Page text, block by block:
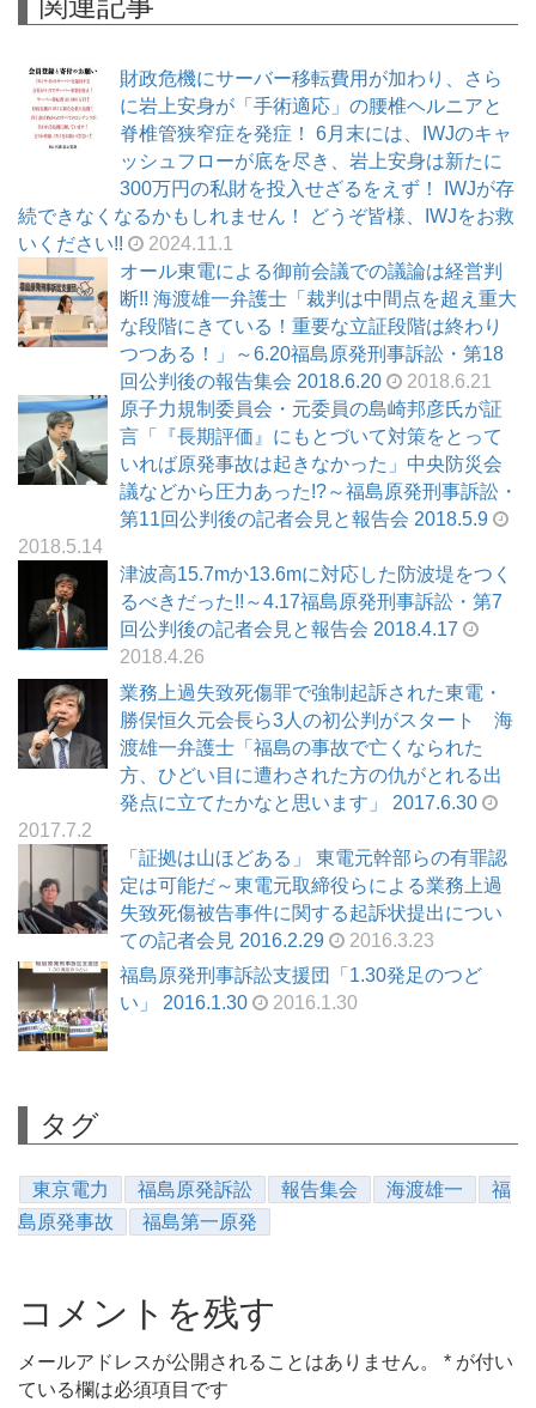
財政危機にサーバー移転費用が加わり、さら
に岩上安身が「手術適応」の腰椎ヘルニアと
脊椎管狭窄症を発症！ 6月末には、IWJのキャ
ッシュフローが底を尽き、岩上安身は新たに
300万円の私財を投入せざるをえず！ IWJが存
続できなくなるかもしれません！ どうぞ皆様、IWJをお救
いください!!
2024.11.1
オール東電による御前会議での議論は経営判
断!! 海渡雄一弁護士「裁判は中間点を超え重大
な段階にきている！重要な立証段階は終わり
つつある！」～6.20福島原発刑事訴訟・第18
回公判後の報告集会 2018.6.20
2018.6.21
原子力規制委員会・元委員の島崎邦彦氏が証
言「『長期評価』にもとづいて対策をとって
いれば原発事故は起きなかった」中央防災会
議などから圧力あった!?～福島原発刑事訴訟・
第11回公判後の記者会見と報告会 2018.5.9
2018.5.14
津波高15.7mか13.6mに対応した防波堤をつく
るべきだった!!～4.17福島原発刑事訴訟・第7
回公判後の記者会見と報告会 2018.4.17
2018.4.26
業務上過失致死傷罪で強制起訴された東電・
勝俣恒久元会長ら3人の初公判がスタート 海
渡雄一弁護士「福島の事故で亡くなられた
方、ひどい目に遭わされた方の仇がとれる出
発点に立てたかなと思います」 2017.6.30
2017.7.2
「証拠は山ほどある」 東電元幹部らの有罪認
定は可能だ～東電元取締役らによる業務上過
失致死傷被告事件に関する起訴状提出につい
ての記者会見 2016.2.29
2016.3.23
福島原発刑事訴訟支援団「1.30発足のつど
い」 2016.1.30
2016.1.30
タグ
東京電力 福島原発訴訟 報告集会 海渡雄一
福
島原発事故
福島第一原発
コメントを残す
メールアドレスが公開されることはありません。 * が付い
ている欄は必須項目です